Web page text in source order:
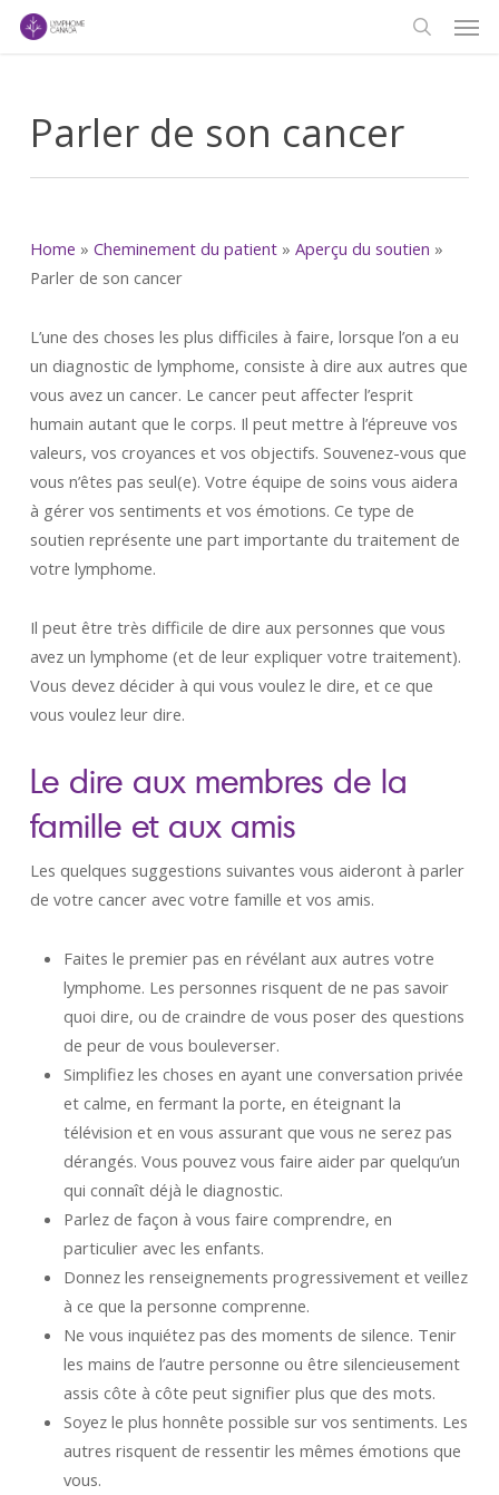
Skip
Parler de son cancer
Home » Cheminement du patient» Aperçu du soutien »
Parler de son cancer
L’une des choses les plus difficiles à faire, lorsque l’on a eu
un diagnostic de lymphome, consiste à dire aux autres que
vous avez un cancer. Le cancer peut affecter l’esprit
humain autant que le corps. Il peut mettre à l’épreuve vos
valeurs, vos croyances et vos objectifs. Souvenez-vous que
vous n’êtes pas seul(e). Votre équipe de soins vous aidera
à gérer vos sentiments et vos émotions. Ce type de
soutien représente une part importante du traitement de
votre lymphome.
Il peut être très difficile de dire aux personnes que vous
avez un lymphome (et de leur expliquer votre traitement).
Vous devez décider à qui vous voulez le dire, et ce que
vous voulez leur dire.
Le dire aux membres de la
famille et aux amis
Les quelques suggestions suivantes vous aideront à parler
de votre cancer avec votre famille et vos amis.
Faites le premier pas en révélant aux autres votre
lymphome. Les personnes risquent de ne pas savoir
quoi dire, ou de craindre de vous poser des questions
de peur de vous bouleverser.
Simplifiez les choses en ayant une conversation privée
et calme, en fermant la porte, en éteignant la
télévision et en vous assurant que vous ne serez pas
dérangés. Vous pouvez vous faire aider par quelqu’un
qui connaît déjà le diagnostic.
Parlez de façon à vous faire comprendre, en
particulier avec les enfants.
Donnez les renseignements progressivement et veillez
à ce que la personne comprenne.
Ne vous inquiétez pas des moments de silence. Tenir
les mains de l’autre personne ou être silencieusement
assis côte à côte peut signifier plus que des mots.
Soyez le plus honnête possible sur vos sentiments. Les
autres risquent de ressentir les mêmes émotions que
vous.